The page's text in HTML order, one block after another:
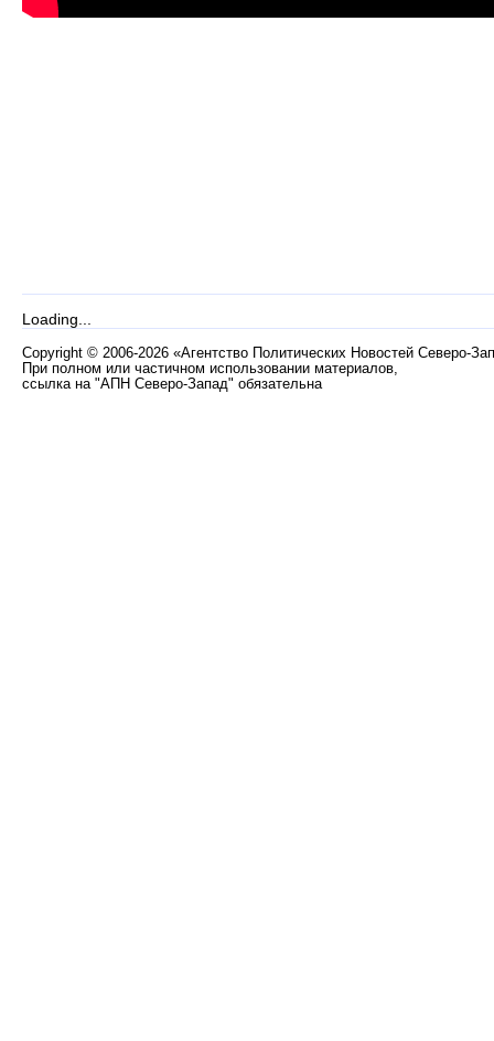
Loading...
Copyright © 2006-2026 «Агентство Политических Новостей Северо-
При полном или частичном использовании материалов,
ссылка на "АПН Северо-Запад" обязательна